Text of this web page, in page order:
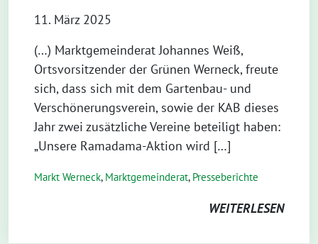
11. März 2025
(…) Marktgemeinderat Johannes Weiß,
Ortsvorsitzender der Grünen Werneck, freute
sich, dass sich mit dem Gartenbau- und
Verschönerungsverein, sowie der KAB dieses
Jahr zwei zusätzliche Vereine beteiligt haben:
„Unsere Ramadama-Aktion wird […]
Markt Werneck, Markt­gemeinderat, Presseberichte
WEITERLESEN